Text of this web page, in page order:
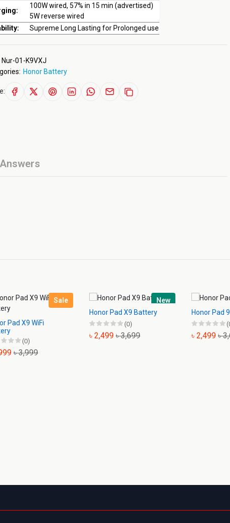
100W wired, 57% in 15 min (advertised)
5W reverse wired
Supreme Long Lasting for Prolonged use
Nur-01-K9VXJ
Honor Battery
Sale
Pad X9 WiFi
(0)
৳ 3,999
New
Honor Pad X9 Battery
(0)
৳ 2,499 ৳ 3,699
Honor Pad
৳ 2,499 ৳